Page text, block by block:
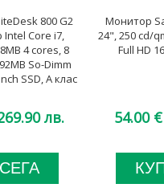
800 G2
Intel Core i7,
4 cores, 8
So-Dimm
SSD, A клас
лв.
Монитор
24", 250 cd/
Full HD
54.00 €